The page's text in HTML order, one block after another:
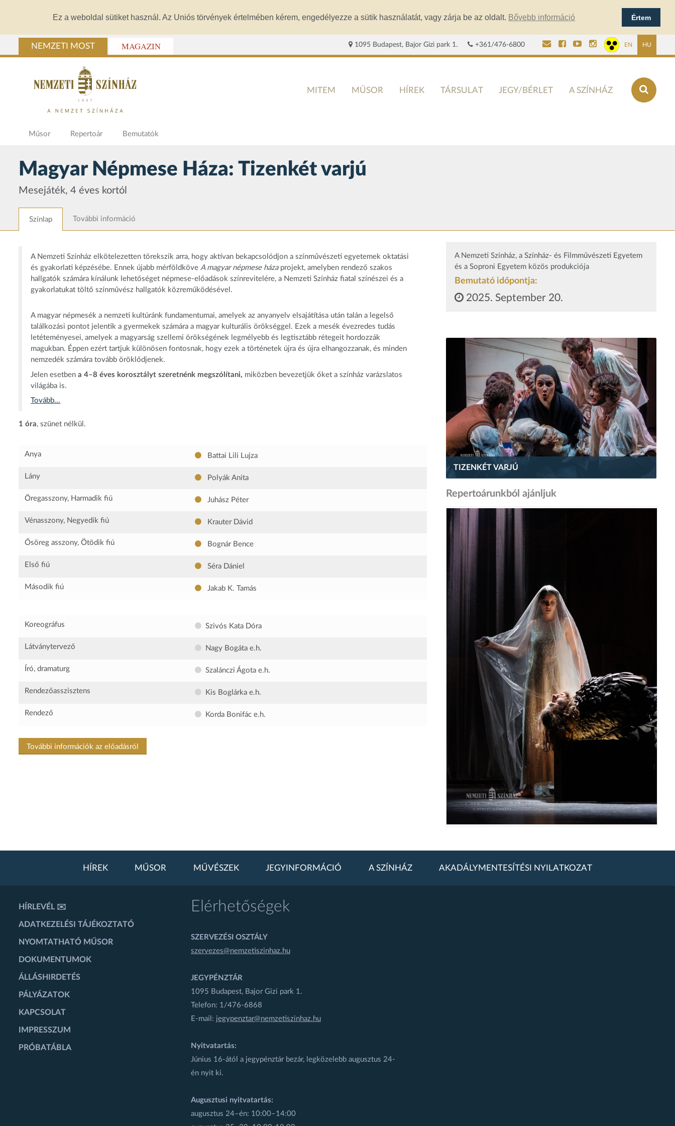
Ez a weboldal sütiket használ. Az Uniós törvények értelmében kérem, engedélyezze a sütik használatát, vagy zárja be az oldalt. Bővebb információ Értem
NEMZETI MOST MAGAZIN 1095 Budapest, Bajor Gizi park 1. +361/476-6800 EN HU
MITEM MŰSOR HÍREK TÁRSULAT JEGY/BÉRLET A SZÍNHÁZ
Műsor Repertoár Bemutatók
Magyar Népmese Háza: Tizenkét varjú
Mesejáték, 4 éves kortól
Színlap További információ
A Nemzeti Színház elkötelezetten törekszik arra, hogy aktívan bekapcsolódjon a színművészeti egyetemek oktatási
és gyakorlati képzésébe. Ennek újabb mérföldköve A magyar népmese házaprojekt, amelyben rendező szakos
hallgatók számára kínálunk lehetőséget népmese-előadások színrevitelére, a Nemzeti Színház fiatal színészei és a
gyakorlatukat töltő színművész hallgatók közreműködésével.
A magyar népmesék a nemzeti kultúránk fundamentumai, amelyek az anyanyelv elsajátítása után talán a legelső
találkozási pontot jelentik a gyermekek számára a magyar kulturális örökséggel. Ezek a mesék évezredes tudás
letéteményesei, amelyek a magyarság szellemi örökségének legmélyebb és legtisztább rétegeit hordozzák
magukban. Éppen ezért tartjuk különösen fontosnak, hogy ezek a történetek újra és újra elhangozzanak, és minden
nemzedék számára tovább öröklődjenek.
Jelen esetbena 4–8 éves korosztályt szeretnénk megszólítani, miközben bevezetjük őket a színház varázslatos
világába is.
Tovább...
1 óra, szünet nélkül.
Anya Battai Lili Lujza
Lány Polyák Anita
Öregasszony, Harmadik fiú Juhász Péter
Vénasszony, Negyedik fiú Krauter Dávid
Ősöreg asszony, Ötödik fiú Bognár Bence
Első fiú Séra Dániel
Második fiú Jakab K. Tamás
Koreográfus Szivós Kata Dóra
Látványtervező Nagy Bogáta e.h.
Író, dramaturg Szalánczi Ágota e.h.
Rendezőasszisztens Kis Boglárka e.h.
Rendező Korda Bonifác e.h.
További információk az előadásról
A Nemzeti Színház, a Színház- és Filmművészeti Egyetem
és a Soproni Egyetem közös produkciója
Bemutató időpontja:
2025. September 20.
TIZENKÉT VARJÚ
Repertoárunkból ajánljuk
HÍREK MŰSOR MŰVÉSZEK JEGYINFORMÁCIÓ A SZÍNHÁZ AKADÁLYMENTESÍTÉSI NYILATKOZAT
HÍRLEVÉL ✉️
ADATKEZELÉSI TÁJÉKOZTATÓ
NYOMTATHATÓ MŰSOR
DOKUMENTUMOK
ÁLLÁSHIRDETÉS
PÁLYÁZATOK
KAPCSOLAT
IMPRESSZUM
PRÓBATÁBLA
Elérhetőségek
SZERVEZÉSI OSZTÁLY
szervezes@nemzetiszinhaz.hu
JEGYPÉNZTÁR
1095 Budapest, Bajor Gizi park 1.
Telefon: 1/476-6868
E-mail: jegypenztar@nemzetiszinhaz.hu
Nyitvatartás:
Június 16-ától a jegypénztár bezár, legközelebb augusztus 24-
én nyit ki.
Augusztusi nyitvatartás:
augusztus 24–én: 10:00–14:00